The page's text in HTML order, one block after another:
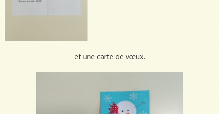
et une carte de vœux.